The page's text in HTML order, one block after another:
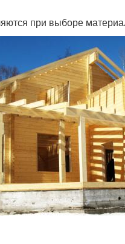
при выборе